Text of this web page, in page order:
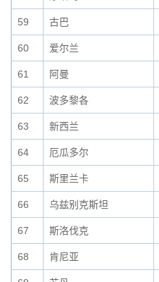
59 古巴
60 爱尔兰
61 阿曼
62 波多黎各
63 新西兰
64 厄瓜多尔
65 斯里兰卡
66 乌兹别克斯坦
67 斯洛伐克
68 肯尼亚